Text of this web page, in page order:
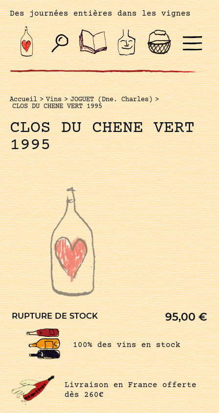
Des journées entières dans les vignes
Accueil > Vins > JOGUET (Dne. Charles) >
CLOS DU CHENE VERT 1995
CLOS DU CHENE VERT
1995
RUPTURE DE STOCK 95,00€
100% des vins en stock
Livraison en France offerte
dès 260€